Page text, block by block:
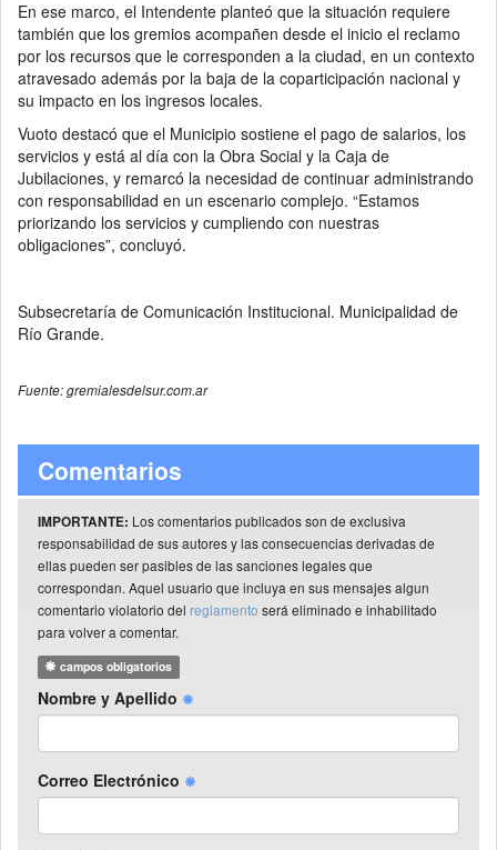
En ese marco, el Intendente planteó que la situación requiere
también que los gremios acompañen desde el inicio el reclamo
por los recursos que le corresponden a la ciudad, en un contexto
atravesado además por la baja de la coparticipación nacional y
su impacto en los ingresos locales.
Vuoto destacó que el Municipio sostiene el pago de salarios, los
servicios y está al día con la Obra Social y la Caja de
Jubilaciones, y remarcó la necesidad de continuar administrando
con responsabilidad en un escenario complejo. “Estamos
priorizando los servicios y cumpliendo con nuestras
obligaciones”, concluyó.
Subsecretaría de Comunicación Institucional. Municipalidad de
Río Grande.
Fuente: gremialesdelsur.com.ar
Comentarios
IMPORTANTE: Los comentarios publicados son de exclusiva
responsabilidad de sus autores y las consecuencias derivadas de
ellas pueden ser pasibles de las sanciones legales que
correspondan. Aquel usuario que incluya en sus mensajes algun
comentario violatorio del reglamento será eliminado e inhabilitado
para volver a comentar.
campos obligatorios
Nombre y Apellido
Correo Electrónico